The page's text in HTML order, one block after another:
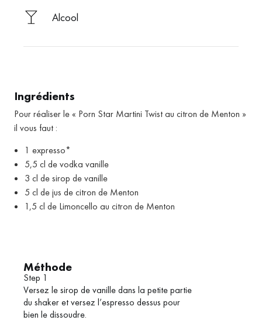
Alcool
Ingrédients
Pour réaliser le « Porn Star Martini Twist au citron de Menton »
il vous faut :
1 expresso*
5,5 cl de vodka vanille
3 cl de sirop de vanille
5 cl de jus de citron de Menton
1,5 cl de Limoncello au citron de Menton
Méthode
Step 1
Versez le sirop de vanille dans la petite partie
du shaker et versez l’espresso dessus pour
bien le dissoudre.